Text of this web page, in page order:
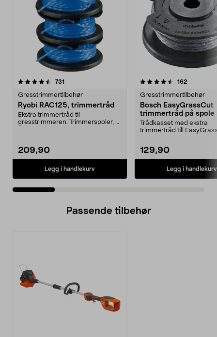
731
Gresstrimmertilbehør
Ryobi RAC125, trimmertråd
Ekstra trimmertråd til
gresstrimmeren. Trimmerspoler, 3
209,90
Legg i handlekurv
4.5 av 5 stjerner 162
Gresstrimmertilbehør
Bosch EasyGrassCut
trimmertråd på spole
Trådkasset med ekstra
trimmertråd till
129,90
Legg i handlekurv
3.5 av 5 stjerner
Passende tilbehør